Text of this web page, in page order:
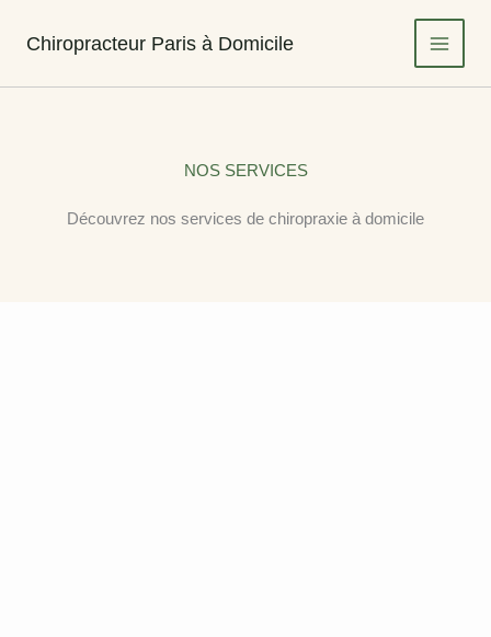
Chiropracteur Paris à Domicile
NOS SERVICES
Découvrez nos services de chiropraxie à domicile